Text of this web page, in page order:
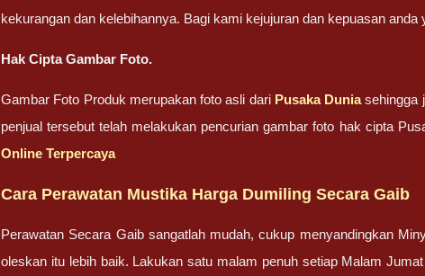
kekurangan dan kelebihannya. Bagi kami kejujuran dan kepuasan
Hak Cipta Gambar Foto.
Gambar Foto Produk merupakan foto asli dari Pusaka Duniasehingga
penjual tersebut telah melakukan pencurian gambar foto hak cipta
Online Terpercaya
Cara Perawatan Mustika Harga Dumiling Secara Gaib
Perawatan Secara Gaib sangatlah mudah, cukup menyandingkan
oleskan itu lebih baik. Lakukan satu malam penuh setiap Malam